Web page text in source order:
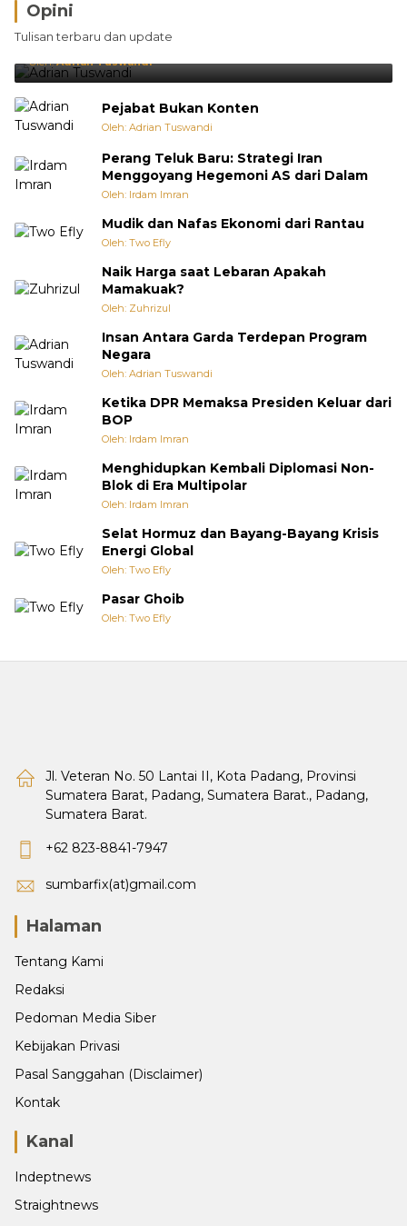
Opini
Tulisan terbaru dan update
Brasil Lebih Diunggulkan, tetapi Jepang Selalu
Punya Cara Membuat Kejutan
Oleh:Adrian Tuswandi
Pejabat Bukan Konten
Oleh: Adrian Tuswandi
Perang Teluk Baru: Strategi Iran
Menggoyang Hegemoni AS dari Dalam
Oleh: Irdam Imran
Mudik dan Nafas Ekonomi dari Rantau
Oleh: Two Efly
Naik Harga saat Lebaran Apakah
Mamakuak?
Oleh: Zuhrizul
Insan Antara Garda Terdepan Program
Negara
Oleh: Adrian Tuswandi
Ketika DPR Memaksa Presiden Keluar dari
BOP
Oleh: Irdam Imran
Menghidupkan Kembali Diplomasi Non-
Blok di Era Multipolar
Oleh: Irdam Imran
Selat Hormuz dan Bayang-Bayang Krisis
Energi Global
Oleh: Two Efly
Pasar Ghoib
Oleh: Two Efly
Jl. Veteran No. 50 Lantai II, Kota Padang, Provinsi
Sumatera Barat, Padang, Sumatera Barat., Padang,
Sumatera Barat.
+62 823-8841-7947
sumbarfix(at)gmail.com
Halaman
Tentang Kami
Redaksi
Pedoman Media Siber
Kebijakan Privasi
Pasal Sanggahan (Disclaimer)
Kontak
Kanal
Indeptnews
Straightnews